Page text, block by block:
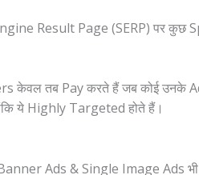
Result Page (SERP) पर कुछ
तब Pay करते हैं जब कोई उनके
ये Highly Targeted होते हैं।
Ads & Single Image Ads